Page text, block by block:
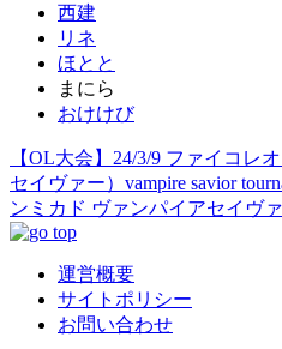
西建
リネ
ほとと
まにら
おけけび
【OL大会】24/3/9 ファイコレ
セイヴァー）vampire savior
ンミカド ヴァンパイアセイヴ
運営概要
サイトポリシー
お問い合わせ